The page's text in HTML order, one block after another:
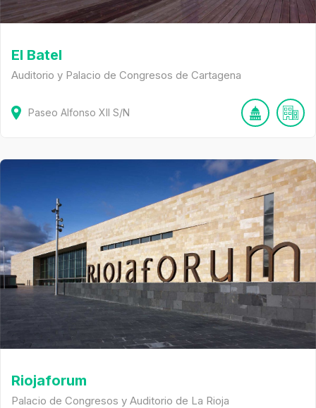
El Batel
Auditorio y Palacio de Congresos de Cartagena
Paseo Alfonso XII S/N
Riojaforum
Palacio de Congresos y Auditorio de La Rioja